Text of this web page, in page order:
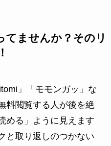
てませんか？そのリ
」「モモンガッ」な
料閲覧する人が後を絶
める」ように見えます
と取り返しのつかない